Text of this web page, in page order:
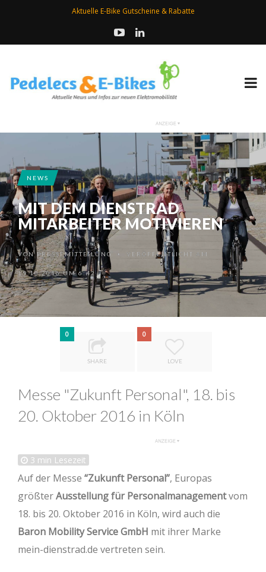
Aktuelle E-Bike Gutscheine & Rabatte
NEWS
MIT DEM DIENSTRAD
MITARBEITER MOTIVIEREN
VON PRESSEMITTEILUNG • VERÖFFENTLICHT AM
19.10.2016 UM 6:42
0
SHARE
0
LOVE
Messe "Zukunft Personal", 18. bis
20. Oktober 2016 in Köln
3 min Lesezeit
Auf der Messe “Zukunft Personal”, Europas
größterAusstellung für Personalmanagementvom
18. bis 20. Oktober 2016 in Köln, wird auch die
Baron Mobility Service GmbH mit ihrer Marke
mein-dienstrad.de vertreten sein.